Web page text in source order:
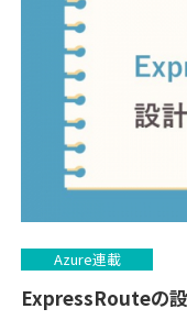
Azure連載
ExpressRouteの